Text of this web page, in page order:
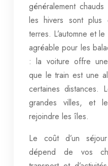
généralement
les hivers sont plus
terres. L’automne et
agréable pour les
: la voiture offre
que le train est une
certaines distances.
grandes villes, et
rejoindre les îles.
Le coût d’un
dépend de vos